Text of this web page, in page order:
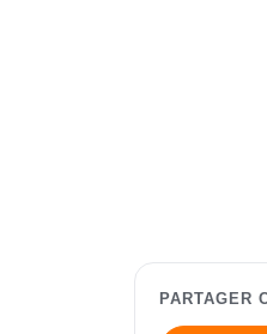
PARTAGER